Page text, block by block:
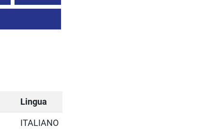
Lingua
ITALIANO